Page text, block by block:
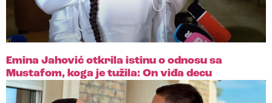
Emina Jahović otkrila istinu o odnosu sa
Mustafom, koga je tužila: On viđa decu